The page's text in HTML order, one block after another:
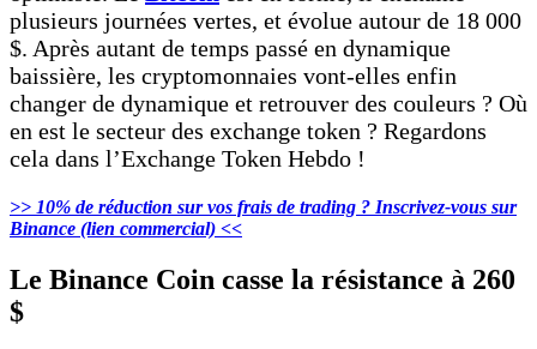
plusieurs journées vertes, et évolue autour de 18 000
$. Après autant de temps passé en dynamique
baissière, les cryptomonnaies vont-elles enfin
changer de dynamique et retrouver des couleurs ? Où
en est le secteur des exchange token ? Regardons
cela dans l’Exchange Token Hebdo !
>> 10% de réduction sur vos frais de trading ? Inscrivez-vous sur
Binance (lien commercial) <<
Le Binance Coin casse la résistance à 260
$